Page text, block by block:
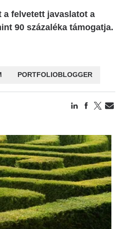
a felvetett javaslatot a
90 százaléka támogatja.
PORTFOLIOBLOGGER